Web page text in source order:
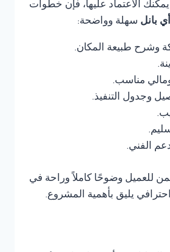
يمكنك الاعتماد عليها، فإن خطوات
بانل سهلة وواضحة:
وشرح طبيعة المكان.
مناسب.
وجدول التنفيذ.
الفني.
للعميل وضوحًا كاملاً وراحة في
احترافي يليق بأهمية المشروع.